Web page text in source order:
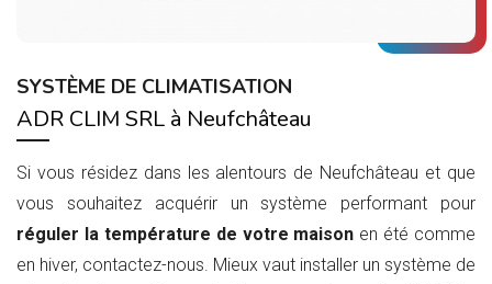
SYSTÈME DE CLIMATISATION
ADR CLIM SRL à Neufchâteau
Si vous résidez dans les alentours de Neufchâteau et que
vous souhaitez acquérir un système performant pour
réguler la température de votre maison en été comme
en hiver, contactez-nous. Mieux vaut installer un système de